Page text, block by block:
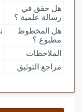
هل حقق في
رسالة علمية ؟
هل المخطوط
مطبوع ؟
الملاحظات
مراجع التوثيق